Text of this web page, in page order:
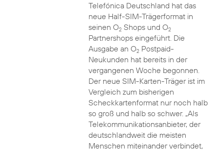
Telefónica Deutschland hat das
neue Half-SIM-Trägerformat in
seinen O2Shops und O2
Partnershops eingeführt. Die
Ausgabe an O2Postpaid-
Neukunden hat bereits in der
vergangenen Woche begonnen.
Der neue SIM-Karten-Träger ist im
Vergleich zum bisherigen
Scheckkartenformat nur noch halb
so groß und halb so schwer. „Als
Telekommunikationsanbieter, der
deutschlandweit die meisten
Menschen miteinander verbindet,